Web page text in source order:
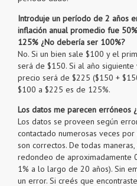
Introduje un período de 2 años
inflación anual promedio fue
125% ¿No debería ser 100%?
No. Si un bien sale $100 y el
será de $150. Si al año
precio será de $225 ($150 +
$100 a $225 es de 125%.
Los datos me parecen erróneos
Los datos se proveen según
contactado numerosas veces
son correctos. De todas
redondeo de aproximadamente
1% a lo largo de 20 años). Sin
un error. Si creés que